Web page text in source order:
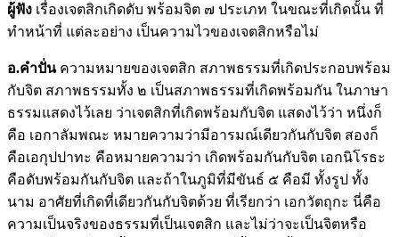
ผู้ฟัง เรื่องเจตสิกเกิดดับ พร้อมจิต ๗ ประเภท ในขณะที่เกิดนั้น ที่
ทำหน้าที่ แต่ละอย่าง เป็นความไวของเจตสิกหรือไม่
อ.คำปั่นความหมายของเจตสิก สภาพธรรมที่เกิดประกอบพร้อม
กับจิต สภาพธรรมทั้ง ๒ เป็นสภาพธรรมที่เกิดพร้อมกัน ในภาษา
ธรรมแสดงไว้เลย ว่าเจตสิกที่เกิดพร้อมกับจิต แสดงไว้ว่า หนึ่งก็
คือ เอกาลัมพณะ หมายความว่ามีอารมณ์เดียวกันกับจิต สองก็
คือเอกุปปาทะ คือหมายความว่า เกิดพร้อมกันกับจิต เอกนิโรธะ
คือดับพร้อมกันกับจิต และถ้าในภูมิที่มีขันธ์ ๕ คือมี ทั้งรูป ทั้ง
นาม อาศัยที่เกิดที่เดียวกันกับจิตด้วย ที่เรียกว่า เอกวัตถุกะ นี่คือ
ความเป็นจริงของธรรมที่เป็นเจตสิก และไม่ว่าจะเป็นจิตหรือ